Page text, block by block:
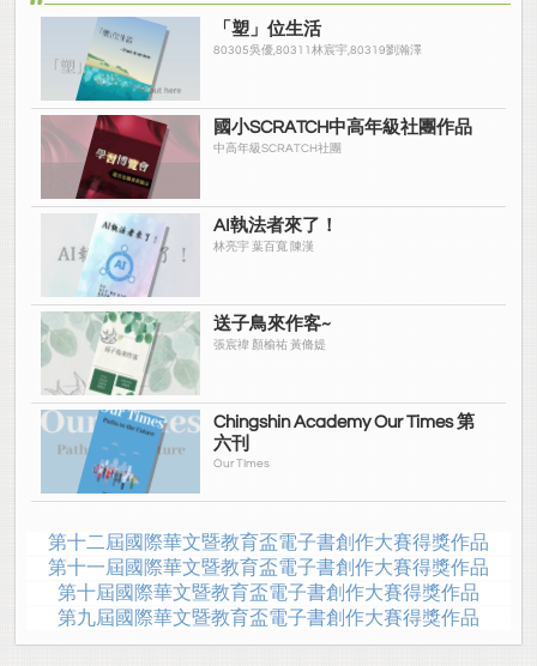
「塑」位生活
80305吳優,80311林宸宇,80319劉瀚澤
國小SCRATCH中高年級社團作品
中高年級SCRATCH社團
AI執法者來了！
林亮宇 葉百寬 陳漢
送子鳥來作客~
張宸禕 顏榆祐 黃脩媞
Chingshin Academy Our Times 第
六刊
Our TImes
第十二屆國際華文暨教育盃電子書創作大賽得獎作品
第十一屆國際華文暨教育盃電子書創作大賽得獎作品
第十屆國際華文暨教育盃電子書創作大賽得獎作品
第九屆國際華文暨教育盃電子書創作大賽得獎作品